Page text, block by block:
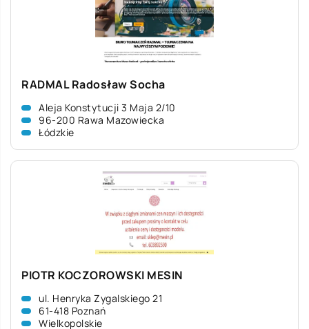
RADMAL Radosław Socha
Aleja Konstytucji 3 Maja 2/10
96-200 Rawa Mazowiecka
Łódzkie
PIOTR KOCZOROWSKI MESIN
ul. Henryka Zygalskiego 21
61-418 Poznań
Wielkopolskie